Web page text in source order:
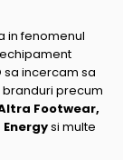
in fenomenul
sa incercam sa
precum
Footwear,
Energysi multe